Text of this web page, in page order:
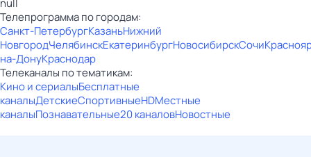
null
Телепрограмма по городам:
Санкт-ПетербургКазаньНижний
НовгородЧелябинскЕкатеринбургНовосибирскСочи
на-ДонуКраснодар
Телеканалы по тематикам:
Кино и сериалыБесплатные
каналыДетскиеСпортивныеHDМестные
каналыПознавательные20 каналовНовостные